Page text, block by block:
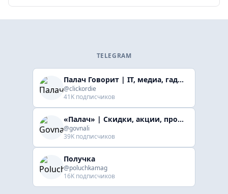
TELEGRAM
Палач Говорит | IT, медиа, гaджеты, скидки
@clickordie
41K подписчиков
«Палач» | Скидки, акции, промокоды
@govnali
39K подписчиков
Получка
@poluchkamag
16K подписчиков